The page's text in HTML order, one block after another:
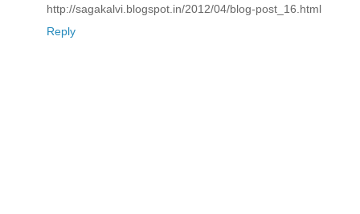
http://sagakalvi.blogspot.in/2012/04/blog-post_16.html
Reply